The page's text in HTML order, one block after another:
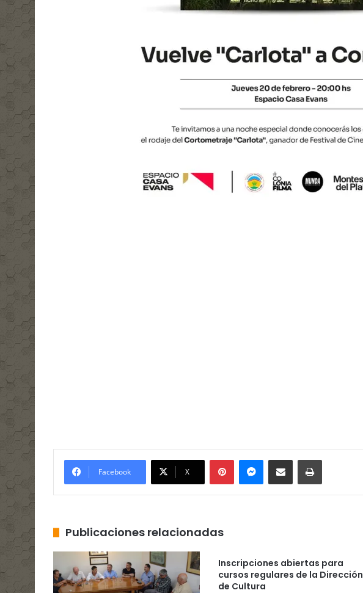
Facebook X
PinterestMessengerCompartir por correo electrónicoImprimir
Publicaciones relacionadas
Inscripciones abiertas para
cursos regulares de la Dirección
de Cultura